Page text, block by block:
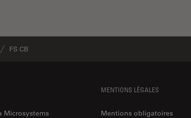
FS CB
Microsystems
MENTIONS LÉGALES
Mentions obligatoires